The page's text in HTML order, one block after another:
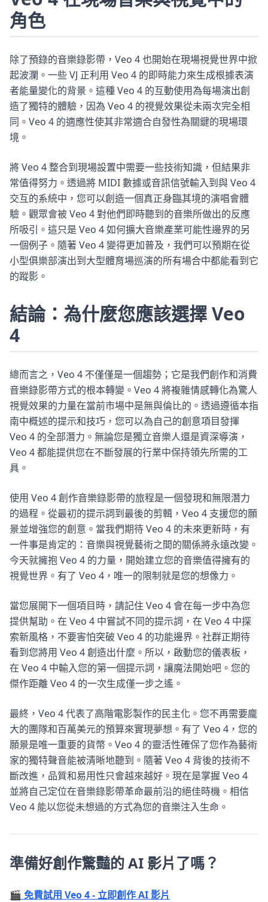
角色
除了預錄的音樂錄影帶，Veo 4 也開始在現場視覺世界中掀
起波瀾。一些 VJ 正利用 Veo 4 的即時能力來生成根據表演
者能量變化的背景。這種 Veo 4 的互動使用為每場演出創
造了獨特的體驗，因為 Veo 4 的視覺效果從未兩次完全相
同。Veo 4 的適應性使其非常適合自發性為關鍵的現場環
境。
將 Veo 4 整合到現場設置中需要一些技術知識，但結果非
常值得努力。透過將 MIDI 數據或音訊信號輸入到與 Veo 4
交互的系統中，您可以創造一個真正身臨其境的演唱會體
驗。觀眾會被 Veo 4 對他們即時聽到的音樂所做出的反應
所吸引。這只是 Veo 4 如何擴大音樂產業可能性邊界的另
一個例子。隨著 Veo 4 變得更加普及，我們可以預期在從
小型俱樂部演出到大型體育場巡演的所有場合中都能看到它
的蹤影。
結論：為什麼您應該選擇 Veo
4
總而言之，Veo 4 不僅僅是一個趨勢；它是我們創作和消費
音樂錄影帶方式的根本轉變。Veo 4 將複雜情感轉化為驚人
視覺效果的力量在當前市場中是無與倫比的。透過遵循本指
南中概述的提示和技巧，您可以為自己的創意項目發揮
Veo 4 的全部潛力。無論您是獨立音樂人還是資深導演，
Veo 4 都能提供您在不斷發展的行業中保持領先所需的工
具。
使用 Veo 4 創作音樂錄影帶的旅程是一個發現和無限潛力
的過程。從最初的提示詞到最後的剪輯，Veo 4 支援您的願
景並增強您的創意。當我們期待 Veo 4 的未來更新時，有
一件事是肯定的：音樂與視覺藝術之間的關係將永遠改變。
今天就擁抱 Veo 4 的力量，開始建立您的音樂值得擁有的
視覺世界。有了 Veo 4，唯一的限制就是您的想像力。
當您展開下一個項目時，請記住 Veo 4 會在每一步中為您
提供幫助。在 Veo 4 中嘗試不同的提示詞，在 Veo 4 中探
索新風格，不要害怕突破 Veo 4 的功能邊界。社群正期待
看到您將用 Veo 4 創造出什麼。所以，啟動您的儀表板，
在 Veo 4 中輸入您的第一個提示詞，讓魔法開始吧。您的
傑作距離 Veo 4 的一次生成僅一步之遙。
最終，Veo 4 代表了高階電影製作的民主化。您不再需要龐
大的團隊和百萬美元的預算來實現夢想。有了 Veo 4，您的
願景是唯一重要的貨幣。Veo 4 的靈活性確保了您作為藝術
家的獨特聲音能被清晰地聽到。隨著 Veo 4 背後的技術不
斷改進，品質和易用性只會越來越好。現在是掌握 Veo 4
並將自己定位在音樂錄影帶革命最前沿的絕佳時機。相信
Veo 4 能以您從未想過的方式為您的音樂注入生命。
準備好創作驚豔的 AI 影片了嗎？
🎬 免費試用 Veo 4 - 立即創作 AI 影片